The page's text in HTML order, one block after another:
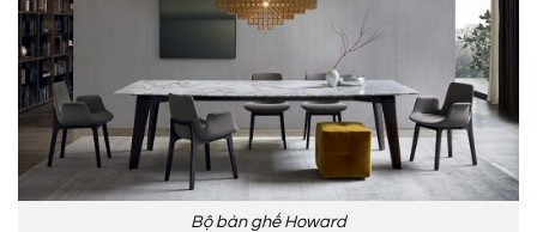
Bộ bàn ghế Howard